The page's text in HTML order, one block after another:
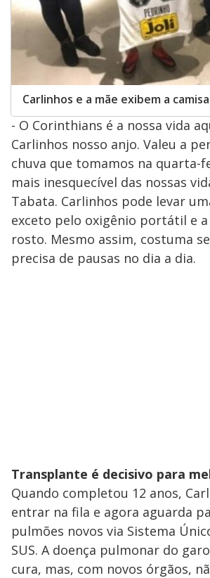
Carlinhos e a mãe exibem a
- O Corinthians é a nossa vida
Carlinhos nosso anjo. Valeu a
chuva que tomamos na quarta-
mais inesquecível das nossas
Tabata. Carlinhos pode levar
exceto pelo oxigênio portátil e a
rosto. Mesmo assim, costuma
precisa de pausas no dia a dia.
Transplante é decisivo para
Quando completou 12 anos,
entrar na fila e agora aguarda
pulmões novos via Sistema
SUS. A doença pulmonar do
cura, mas, com novos órgãos,